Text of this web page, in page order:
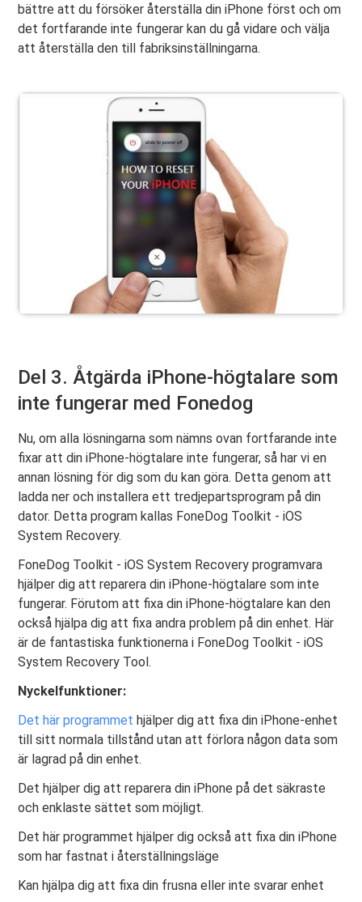
bättre att du försöker återställa din iPhone först och om
det fortfarande inte fungerar kan du gå vidare och välja
att återställa den till fabriksinställningarna.
Del 3. Åtgärda iPhone-högtalare som
inte fungerar med Fonedog
Nu, om alla lösningarna som nämns ovan fortfarande inte
fixar att din iPhone-högtalare inte fungerar, så har vi en
annan lösning för dig som du kan göra. Detta genom att
ladda ner och installera ett tredjepartsprogram på din
dator. Detta program kallas FoneDog Toolkit - iOS
System Recovery.
FoneDog Toolkit - iOS System Recovery programvara
hjälper dig att reparera din iPhone-högtalare som inte
fungerar. Förutom att fixa din iPhone-högtalare kan den
också hjälpa dig att fixa andra problem på din enhet. Här
är de fantastiska funktionerna i FoneDog Toolkit - iOS
System Recovery Tool.
Nyckelfunktioner:
Det här programmet hjälper dig att fixa din iPhone-enhet
till sitt normala tillstånd utan att förlora någon data som
är lagrad på din enhet.
Det hjälper dig att reparera din iPhone på det säkraste
och enklaste sättet som möjligt.
Det här programmet hjälper dig också att fixa din iPhone
som har fastnat i återställningsläge
Kan hjälpa dig att fixa din frusna eller inte svarar enhet